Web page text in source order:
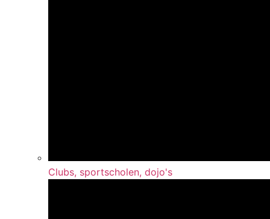
Clubs, sportscholen, dojo's